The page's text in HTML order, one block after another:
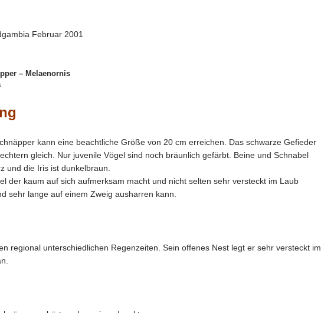
Februar 2001
– Melaenornis
kann eine beachtliche Größe von 20 cm erreichen. Das schwarze Gefieder
gleich. Nur juvenile Vögel sind noch bräunlich gefärbt. Beine und Schnabel
und die Iris ist dunkelbraun.
der kaum auf sich aufmerksam macht und nicht selten sehr versteckt im Laub
sehr lange auf einem Zweig ausharren kann.
regional unterschiedlichen Regenzeiten. Sein offenes Nest legt er sehr versteckt im